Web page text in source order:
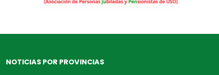
NOTICIAS POR PROVINCIAS